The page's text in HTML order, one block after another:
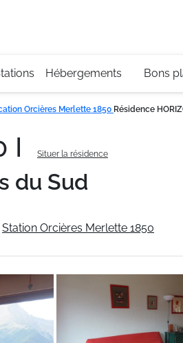
Hébergements Bons
Orcières Merlette 1850 Résidence
I Situer la résidence
du Sud
Station Orcières Merlette 1850